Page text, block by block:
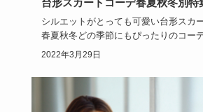
台形スカートコーデ春夏秋冬別特
シルエットがとっても可愛い台形スカー
春夏秋冬どの季節にもぴったりのコー
で、今幅広い年齢層の女性…
2022年3月29日